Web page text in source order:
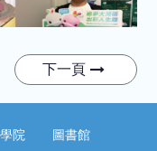
下一頁
院 圖書館